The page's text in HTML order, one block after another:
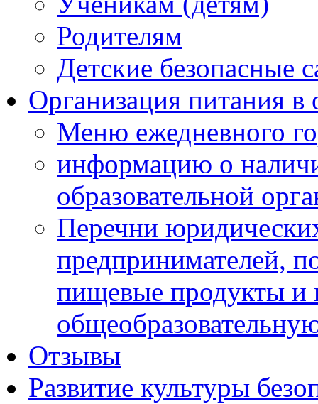
Родителям
Детские безопасные
Организация питания в
Меню ежедневного
информацию о
образовательной
Перечни
предпринимателей,
пищевые продукты и
Отзывы
Развитие культуры